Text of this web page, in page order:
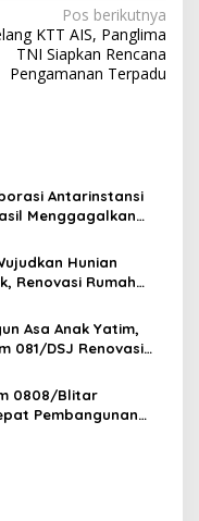
Pos berikutnya
KTT AIS, Panglima
TNI Siapkan Rencana
Pengamanan Terpadu
Antarinstansi
Menggagalkan
Merkuri Cair
Hunian
Renovasi Rumah
Asa Anak Yatim,
081/DSJ Renovasi
0808/Blitar
Pembangunan